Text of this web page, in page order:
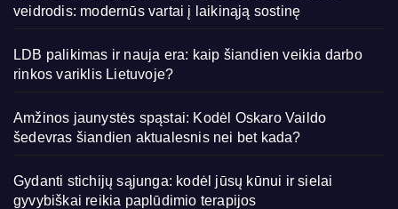
veidrodis: modernūs vartai į laikinąją sostinę
LDB palikimas ir nauja era: kaip šiandien veikia darbo
rinkos variklis Lietuvoje?
Amžinos jaunystės spąstai: Kodėl Oskaro Vaildo
šedevras šiandien aktualesnis nei bet kada?
Gydanti stichijų sąjunga: kodėl jūsų kūnui ir sielai
gyvybiškai reikia paplūdimio terapijos